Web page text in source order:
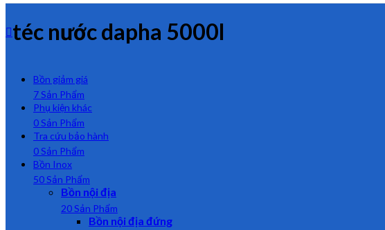
téc nước dapha 5000l
Bồn giảm giá
7 Sản Phẩm
Phụ kiện khác
0 Sản Phẩm
Tra cứu bảo hành
0 Sản Phẩm
Bồn Inox
50 Sản Phẩm
Bồn nội địa
20 Sản Phẩm
Bồn nội địa đứng